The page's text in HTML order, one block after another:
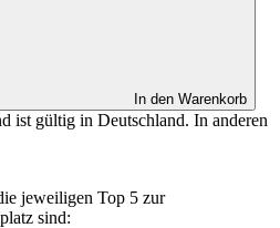
In den Warenkorb
ist gültig in Deutschland. In anderen
jeweiligen Top 5 zur
sind: